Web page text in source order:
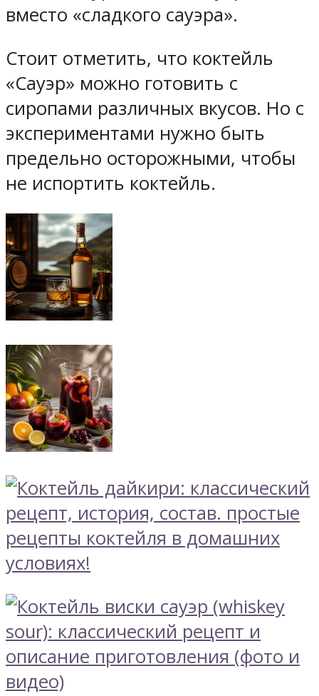
вместо «сладкого сауэра».
Стоит отметить, что коктейль
«Сауэр» можно готовить с
сиропами различных вкусов. Но с
экспериментами нужно быть
предельно осторожными, чтобы
не испортить коктейль.